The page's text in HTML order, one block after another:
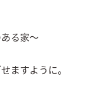
る家～
ますように。